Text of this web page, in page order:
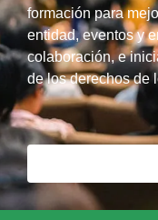
formación para
entidad, eventos y
colaboración, e
de los derechos de